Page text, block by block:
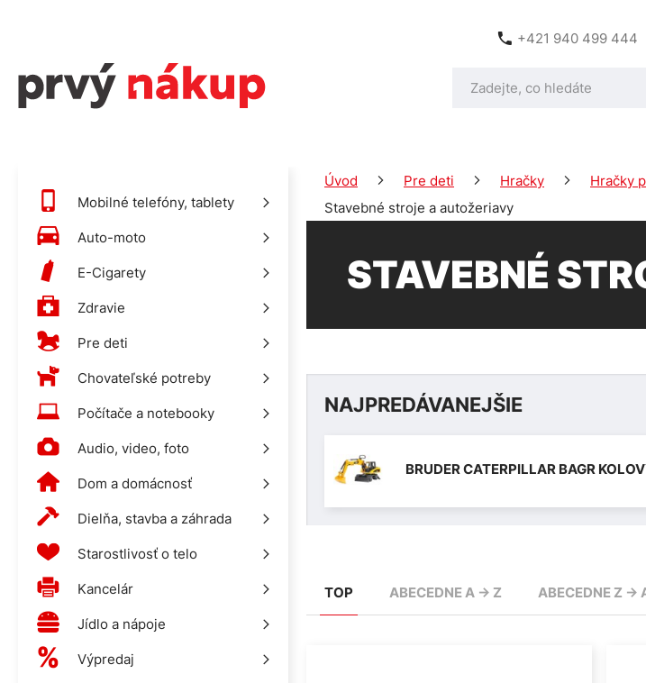
+421 940 499 444
Úvod Pre deti Hračky Hračky
Stavebné stroje a autožeriavy
STAVEBNÉ
NAJPREDÁVANEJŠIE
BRUDER CATERPILLAR BAGR
TOP ABECEDNE A -> Z ABECEDNE Z ->
Mobilné telefóny, tablety
Auto-moto
E-Cigarety
Zdravie
Pre deti
Chovateľské potreby
Počítače a notebooky
Audio, video, foto
Dom a domácnosť
Dielňa, stavba a záhrada
Starostlivosť o telo
Kancelár
Jídlo a nápoje
Výpredaj